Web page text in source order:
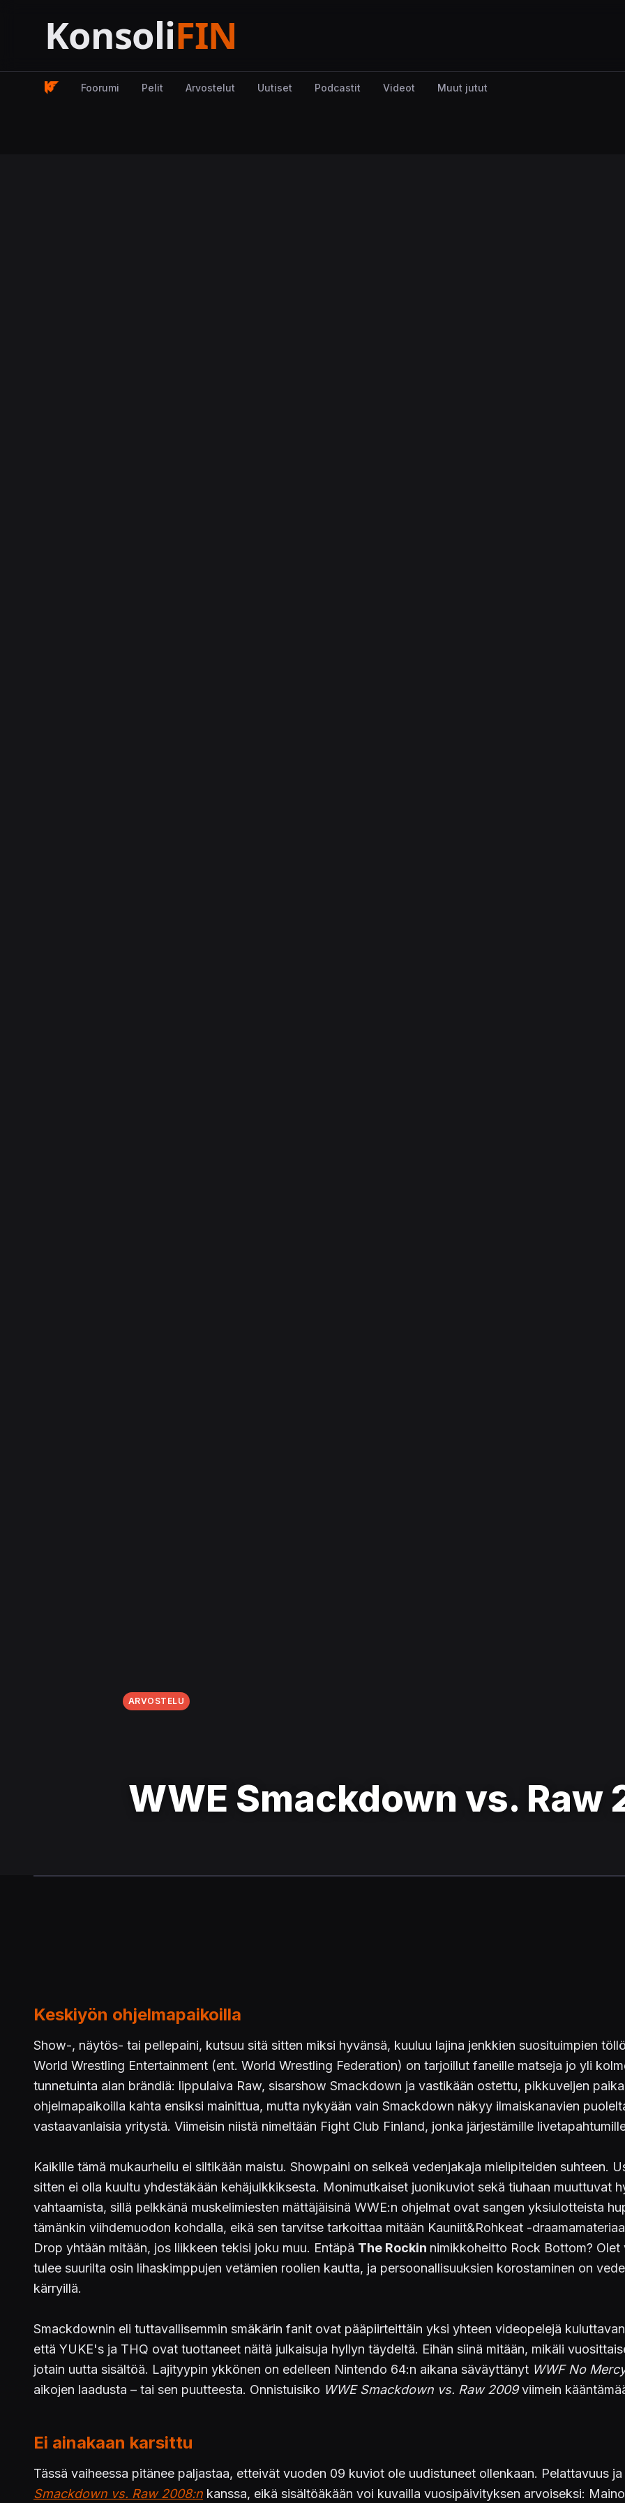
Foorumi Pelit Arvostelut Uutiset Podcastit Videot Muut jutut
ARVOSTELU
WWE Smackdown vs. Raw
Keskiyön ohjelmapaikoilla
Show-, näytös- tai pellepaini, kutsuu sitä sitten miksi hyvänsä, kuuluu lajina jenkkien suosituimpien
World Wrestling Entertainment (ent. World Wrestling Federation) on tarjoillut faneille matseja jo yli
tunnetuinta alan brändiä: lippulaiva Raw, sisarshow Smackdown ja vastikään ostettu, pikkuveljen
ohjelmapaikoilla kahta ensiksi mainittua, mutta nykyään vain Smackdown näkyy ilmaiskanavien
vastaavanlaisia yritystä. Viimeisin niistä nimeltään Fight Club Finland, jonka järjestämille
Kaikille tämä mukaurheilu ei siltikään maistu. Showpaini on selkeä vedenjakaja mielipiteiden suhteen.
sitten ei olla kuultu yhdestäkään kehäjulkkiksesta. Monimutkaiset juonikuviot sekä tiuhaan muuttuvat
vahtaamista, sillä pelkkänä muskelimiesten mättäjäisinä WWE:n ohjelmat ovat sangen yksiulotteista
tämänkin viihdemuodon kohdalla, eikä sen tarvitse tarkoittaa mitään Kauniit&Rohkeat -
Drop yhtään mitään, jos liikkeen tekisi joku muu. Entäpä The Rockin nimikkoheitto Rock Bottom?
tulee suurilta osin lihaskimppujen vetämien roolien kautta, ja persoonallisuuksien korostaminen on
kärryillä.
Smackdownin eli tuttavallisemmin smäkärin fanit ovat pääpiirteittäin yksi yhteen videopelejä
että YUKE's ja THQ ovat tuottaneet näitä julkaisuja hyllyn täydeltä. Eihän siinä mitään, mikäli
jotain uutta sisältöä. Lajityypin ykkönen on edelleen Nintendo 64:n aikana säväyttänyt WWF No
aikojen laadusta – tai sen puutteesta. Onnistuisiko WWE Smackdown vs. Raw 2009viimein
Ei ainakaan karsittu
Tässä vaiheessa pitänee paljastaa, etteivät vuoden 09 kuviot ole uudistuneet ollenkaan. Pelattavuus
Smackdown vs. Raw 2008:n kanssa, eikä sisältöäkään voi kuvailla vuosipäivityksen arvoiseksi: